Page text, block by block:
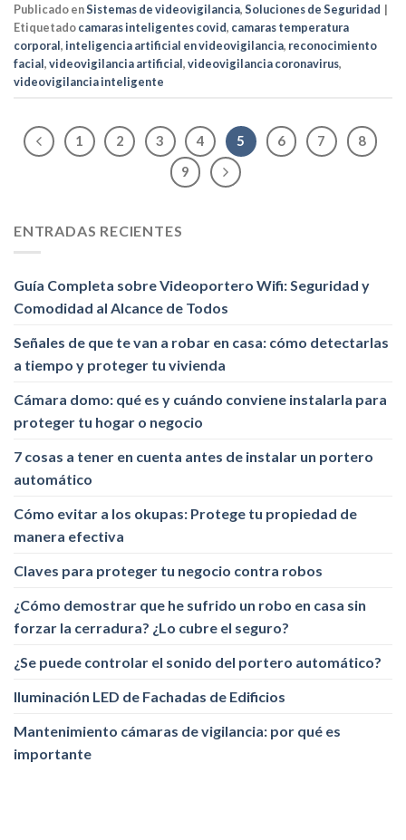
Publicado enSistemas de videovigilancia,Soluciones de Seguridad |
Etiquetadocamaras inteligentes covid, camaras temperatura
corporal,inteligencia artificial en videovigilancia, reconocimiento
facial,videovigilancia artificial,videovigilancia coronavirus,
videovigilancia inteligente
1 2 3 4 5 6 7
8
9
ENTRADAS RECIENTES
Guía Completa sobre Videoportero Wifi: Seguridad y
Comodidad al Alcance de Todos
Señales de que te van a robar en casa: cómo detectarlas
a tiempo y proteger tu vivienda
Cámara domo: qué es y cuándo conviene instalarla para
proteger tu hogar o negocio
7 cosas a tener en cuenta antes de instalar un portero
automático
Cómo evitar a los okupas: Protege tu propiedad de
manera efectiva
Claves para proteger tu negocio contra robos
¿Cómo demostrar que he sufrido un robo en casa sin
forzar la cerradura? ¿Lo cubre el seguro?
¿Se puede controlar el sonido del portero automático?
Iluminación LED de Fachadas de Edificios
Mantenimiento cámaras de vigilancia: por qué es
importante